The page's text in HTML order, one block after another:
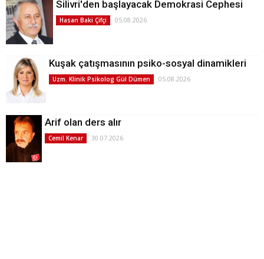
Silivri'den başlayacak Demokrasi Cephesi
Hasan Baki Çifçi 05.08.2026
Kuşak çatışmasının psiko-sosyal dinamikleri
Uzm. Klinik Psikolog Gül Dümen 05.08.2026
Arif olan ders alır
Cemil Kenar 30.07.2026